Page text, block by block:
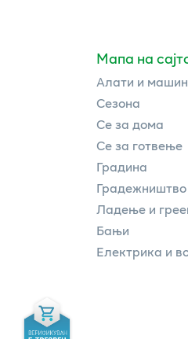
Мапа на
Алати и
Сезона
Се за дома
Се за готвење
Градина
Градежништво
Ладење и
Бањи
Електрика и